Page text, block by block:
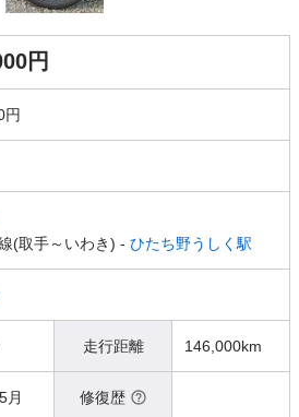
円
円
(取手～いわき) - ひたち野うしく駅
走行距離 146,000km
月 修復歴